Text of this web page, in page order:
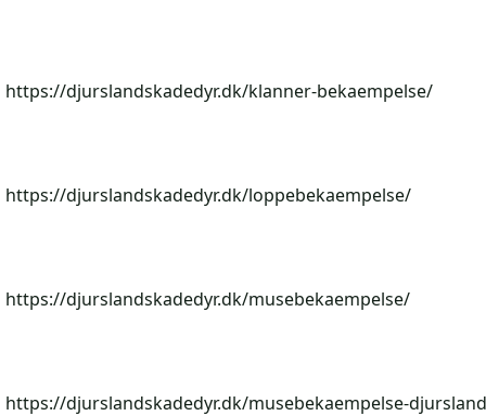
https://djurslandskadedyr.dk/klanner-bekaempelse/
https://djurslandskadedyr.dk/loppebekaempelse/
https://djurslandskadedyr.dk/musebekaempelse/
https://djurslandskadedyr.dk/musebekaempelse-